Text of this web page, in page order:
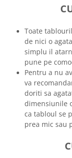
Toate
de nici o
simplu il
pune pe
Pentru a nu
va
doriti sa
dimensiunile
ca tabloul se
prea mic sau